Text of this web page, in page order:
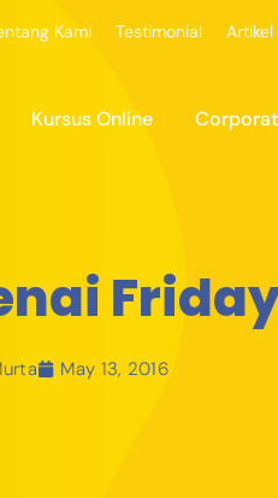
Kami Testimonial Artikel
Kursus Online
May 13, 2016